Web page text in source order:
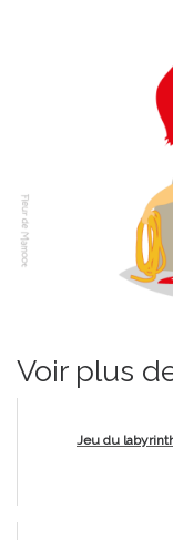
Voir plus
Jeu du